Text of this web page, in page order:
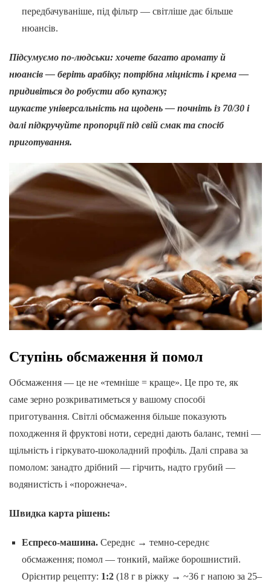
передбачуваніше, під фільтр — світліше дає більше
нюансів.
Підсумуємо по-людськи: хочете багато аромату й
нюансів — беріть арабіку; потрібна міцність і крема —
придивіться до робусти або купажу;
шукаєте універсальність на щодень — почніть із 70/30 і
далі підкручуйте пропорції під свій смак та спосіб
приготування.
Ступінь обсмаження й помол
Обсмаження — це не «темніше = краще». Це про те, як
саме зерно розкриватиметься у вашому способі
приготування. Світлі обсмаження більше показують
походження й фруктові ноти, середні дають баланс, темні —
щільність і гіркувато-шоколадний профіль. Далі справа за
помолом: занадто дрібний — гірчить, надто грубий —
водянистість і «порожнеча».
Швидка карта рішень:
Еспресо-машина.Середнє → темно-середнє
обсмаження; помол — тонкий, майже борошнистий.
Орієнтир рецепту: 1:2(18 г в ріжку → ~36 г напою за 25–